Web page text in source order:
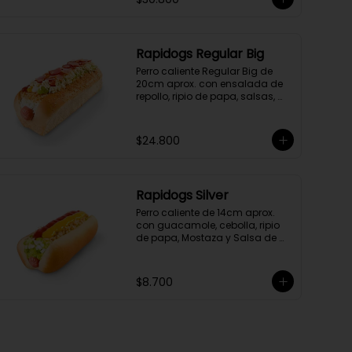
Rapidogs Regular Big
Perro caliente Regular Big de
20cm aprox. con ensalada de
repollo, ripio de papa, salsas,
$24.800
Rapidogs Silver
Perro caliente de 14cm aprox.
con guacamole, cebolla, ripio
de papa, Mostaza y Salsa de
$8.700